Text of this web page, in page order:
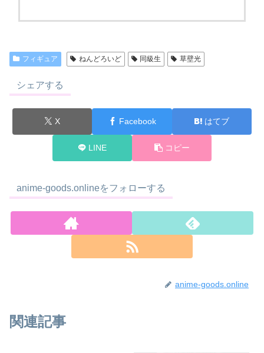
フィギュア ねんどろいど 同級生 草壁光
シェアする
X Facebook はてブ
LINE コピー
anime-goods.onlineをフォローする
anime-goods.online
関連記事